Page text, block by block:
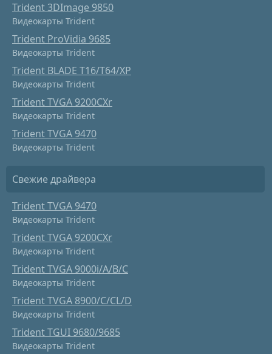
Trident 3DImаge 9850
Видеокарты Trident
Trident ProVidia 9685
Видеокарты Trident
Trident BLADE T16/T64/XP
Видеокарты Trident
Trident TVGA 9200CXr
Видеокарты Trident
Trident TVGA 9470
Видеокарты Trident
Свежие драйвера
Trident TVGA 9470
Видеокарты Trident
Trident TVGA 9200CXr
Видеокарты Trident
Trident TVGA 9000i/A/B/C
Видеокарты Trident
Trident TVGA 8900/C/CL/D
Видеокарты Trident
Trident TGUI 9680/9685
Видеокарты Trident